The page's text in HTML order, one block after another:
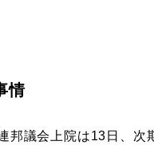
情
議会上院は13日、次